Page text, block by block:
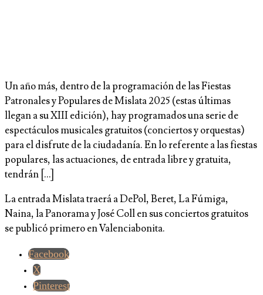
Un año más, dentro de la programación de las Fiestas
Patronales y Populares de Mislata 2025 (estas últimas
llegan a su XIII edición), hay programados una serie de
espectáculos musicales gratuitos (conciertos y orquestas)
para el disfrute de la ciudadanía. En lo referente a las fiestas
populares, las actuaciones, de entrada libre y gratuita,
tendrán […]
La entrada Mislata traerá a DePol, Beret, La Fúmiga,
Naina, la Panorama y José Coll en sus conciertos gratuitos
se publicó primero en Valenciabonita.
Facebook
X
Pinterest